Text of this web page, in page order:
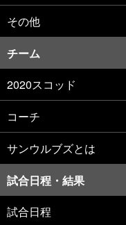
その他
チーム
2020スコッド
コーチ
サンウルブズとは
試合日程・結果
試合日程